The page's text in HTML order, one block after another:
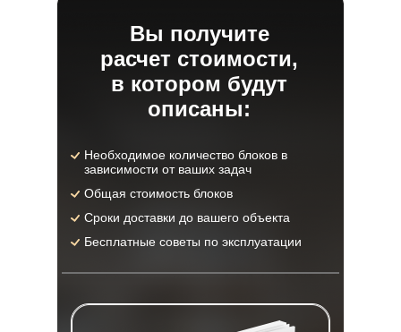
Вы получите
расчет стоимости,
в котором будут
описаны:
Необходимое количество блоков в
зависимости от ваших задач
Общая стоимость блоков
Сроки доставки до вашего объекта
Бесплатные советы по эксплуатации